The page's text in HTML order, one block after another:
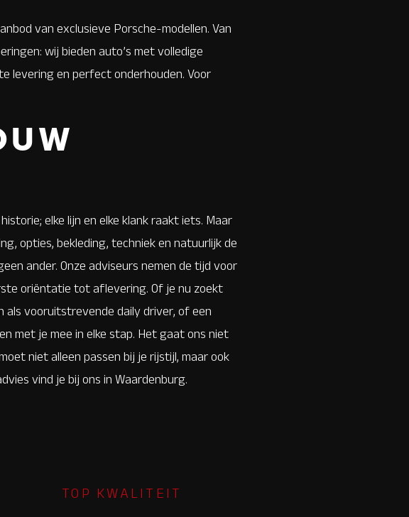
van exclusieve Porsche-modellen. Van
wij bieden auto’s met volledige
levering en perfect onderhouden. Voor
elke lijn en elke klank raakt iets. Maar
opties, bekleding, techniek en natuurlijk de
ander. Onze adviseurs nemen de tijd voor
oriëntatie tot aflevering. Of je nu zoekt
als vooruitstrevende daily driver, of een
met je mee in elke stap. Het gaat ons niet
niet alleen passen bij je rijstijl, maar ook
vind je bij ons in Waardenburg.
TOP KWALITEIT